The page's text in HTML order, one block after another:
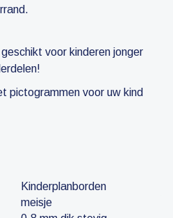
voor kinderen jonger
pictogrammen voor uw kind
Kinderplanborden
meisje